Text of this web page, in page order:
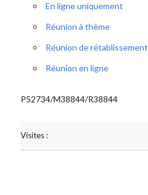
En ligne uniquement
Réunion à thème
Réunion de rétablissement
Réunion en ligne
P52734/M38844/R38844
Visites :